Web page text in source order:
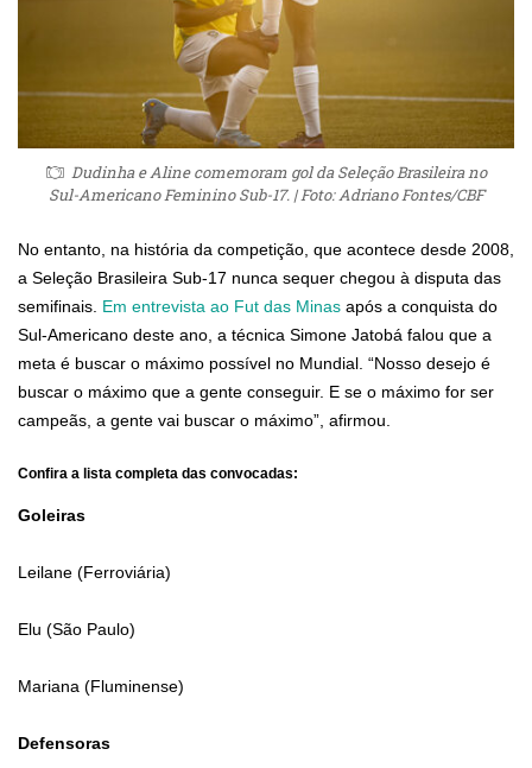
Dudinha e Aline comemoram gol da Seleção Brasileira no
Sul-Americano Feminino Sub-17. | Foto: Adriano Fontes/CBF
No entanto, na história da competição, que acontece desde 2008,
a Seleção Brasileira Sub-17 nunca sequer chegou à disputa das
semifinais. Em entrevista ao Fut das Minas após a conquista do
Sul-Americano deste ano, a técnica Simone Jatobá falou que a
meta é buscar o máximo possível no Mundial. “Nosso desejo é
buscar o máximo que a gente conseguir. E se o máximo for ser
campeãs, a gente vai buscar o máximo”, afirmou.
Confira a lista completa das convocadas:
Goleiras
Leilane (Ferroviária)
Elu (São Paulo)
Mariana (Fluminense)
Defensoras